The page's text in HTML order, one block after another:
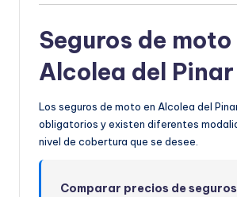
Seguros de moto
Alcolea del Pinar
Los seguros de moto en Alcolea del
obligatorios y existen diferentes
nivel de cobertura que se desee.
Comparar precios de